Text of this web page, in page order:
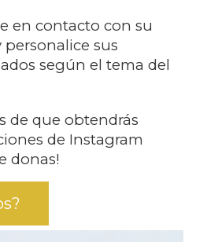
en contacto con su
personalice sus
según el tema del
de que obtendrás
de Instagram
donas!